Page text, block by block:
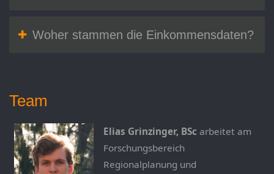
Woher stammen die Einkommensdaten?
Team
Elias Grinzinger, BSc arbeitet am
Forschungsbereich
Regionalplanung und